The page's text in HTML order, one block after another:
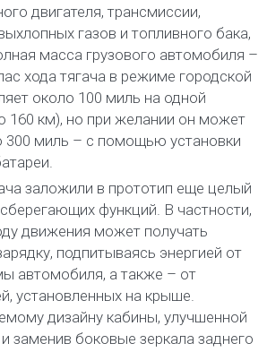
двигателя, трансмиссии,
газов и топливного бака,
масса грузового автомобиля –
хода тягача в режиме городской
около 100 миль на одной
160 км), но при желании он может
300 миль – с помощью установки
заложили в прототип еще целый
функций. В частности,
движения может получать
подпитываясь энергией от
автомобиля, а также – от
установленных на крыше.
дизайну кабины, улучшенной
заменив боковые зеркала заднего